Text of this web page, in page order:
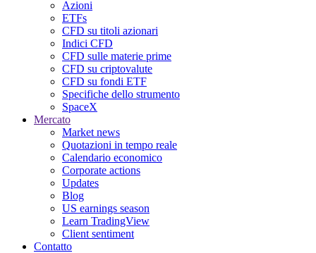
Azioni
ETFs
CFD su titoli azionari
Indici CFD
CFD sulle materie prime
CFD su criptovalute
CFD su fondi ETF
Specifiche dello strumento
SpaceX
Mercato
Market news
Quotazioni in tempo reale
Calendario economico
Corporate actions
Updates
Blog
US earnings season
Learn TradingView
Client sentiment
Contatto